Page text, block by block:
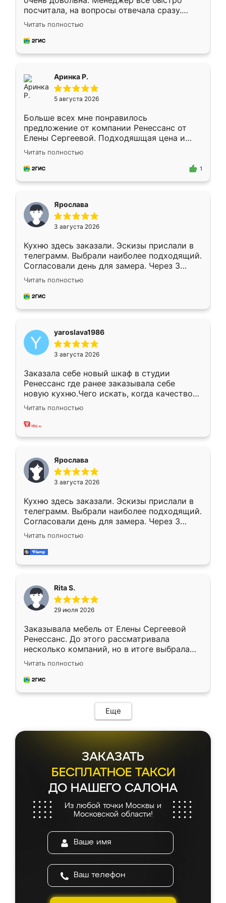
посчитала, на вопросы отвечала сразу.
Замерщик приехал в субботу, подошёл к
делу со всей ответственностью. Собрали
за день, ребята работали аккуратно, даже
Читать полностью
Аринка Р.
5 августа 2026
Больше всех мне понравилось
предложение от компании Ренессанс от
Елены Сергеевой. Подходяшщая цена и
короткие сроки изготовления. Приехавший
для замера сотрудник Владислав
предложил по моему эскизу самый
Читать полностью
1
Ярослава
3 августа 2026
Кухню здесь заказали. Эскизы прислали в
телеграмм. Выбрали наиболее подходящий.
Согласовали день для замера. Через 3
недели кухня была уже готова. Остались
довольны работой. Спасибо Ренессанс
мебель за качественную работу!
Читать полностью
yaroslava1986
3 августа 2026
Заказала себе новый шкаф в студии
Ренессанс где ранее заказывала себе
новую кухню.Чего искать, когда качеством
вполне довольна. Служит кухня уже почти
два года, нареканий нет.
Читать полностью
Ярослава
3 августа 2026
Кухню здесь заказали. Эскизы прислали в
телеграмм. Выбрали наиболее подходящий.
Согласовали день для замера. Через 3
недели кухня была уже готова. Остались
довольны работой. Спасибо Ренессанс
мебель за качественную работу!
Читать полностью
Rita S.
29 июля 2026
Заказывала мебель от Елены Сергеевой
Ренессанс. До этого рассматривала
несколько компаний, но в итоге выбрала
эту. Сначала обговорили условия, потом
приехал замерщик, всё спокойно объяснил
и снял размеры. Изготовили в срок, с
мебель сразу встала на свое место без
каких-либо доработок. Качеством осталась
довольна, все выглядит так, как и ожидала.
Читать полностью
Еще
ЗАКАЗАТЬ
БЕСПЛАТНОЕ ТАКСИ
ДО НАШЕГО САЛОНА
Из любой точки Москвы и
Московской области!